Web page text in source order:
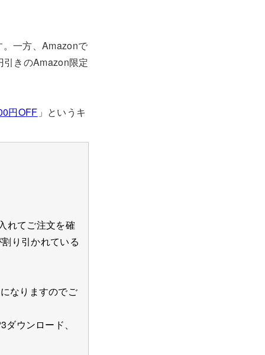
一方、Amazonで
きのAmazon限定
円OFF 」というキ
れてご注文を確
り引かれている
なりますのでご
ウンロード、